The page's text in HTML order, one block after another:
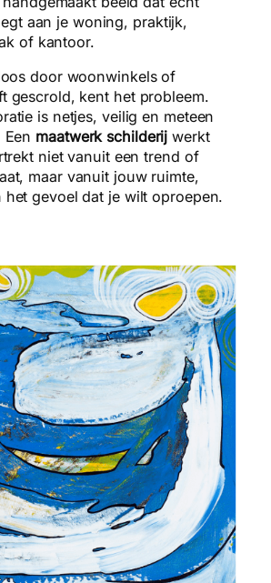
aan je woning, praktijk,
of kantoor.
door woonwinkels of
gescrold, kent het probleem.
is netjes, veilig en meteen
maatwerk schilderij werkt
niet vanuit een trend of
maar vanuit jouw ruimte,
het gevoel dat je wilt oproepen.